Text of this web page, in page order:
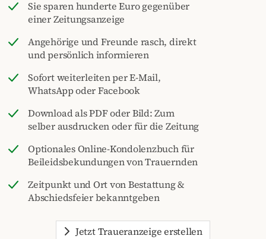
Sie sparen hunderte Euro gegenüber
einer Zeitungsanzeige
Angehörige und Freunde rasch, direkt
und persönlich informieren
Sofort weiterleiten per E-Mail,
WhatsApp oder Facebook
Download als PDF oder Bild: Zum
selber ausdrucken oder für die Zeitung
Optionales Online-Kondolenzbuch für
Beileidsbekundungen von Trauernden
Zeitpunkt und Ort von Bestattung &
Abschiedsfeier bekanntgeben
Jetzt Traueranzeige erstellen